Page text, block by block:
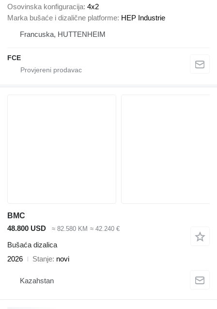
Osovinska konfiguracija 4x2
Marka bušaće i dizalične platforme HEP Industrie
Francuska, HUTTENHEIM
FCE
BMC
48.800 USD
≈ 82.580 KM ≈ 42.240 €
Bušaća dizalica
2026
Stanje novi
Kazahstan